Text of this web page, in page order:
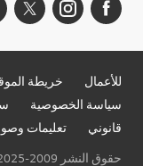
للأعمال خريطة
سياسة الخصوصية
قانوني
تعليمات
حقوق النشر 2009-2025 إل جي للإلكترونيات. جميع الحقوق محفوظة